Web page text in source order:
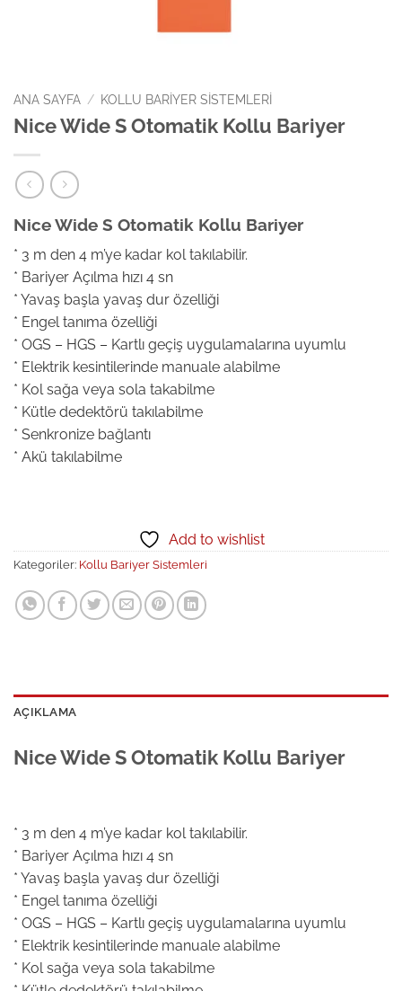
ANA SAYFA / KOLLU BARIYER SISTEMLERI
Nice Wide S Otomatik Kollu Bariyer
Nice Wide S Otomatik Kollu Bariyer
* 3 m den 4 m’ye kadar kol takılabilir.
* Bariyer Açılma hızı 4 sn
* Yavaş başla yavaş dur özelliği
* Engel tanıma özelliği
* OGS – HGS – Kartlı geçiş uygulamalarına uyumlu
* Elektrik kesintilerinde manuale alabilme
* Kol sağa veya sola takabilme
* Kütle dedektörü takılabilme
* Senkronize bağlantı
* Akü takılabilme
Add to wishlist
Kategoriler: Kollu Bariyer Sistemleri
AÇIKLAMA
Nice Wide S Otomatik Kollu Bariyer
* 3 m den 4 m’ye kadar kol takılabilir.
* Bariyer Açılma hızı 4 sn
* Yavaş başla yavaş dur özelliği
* Engel tanıma özelliği
* OGS – HGS – Kartlı geçiş uygulamalarına uyumlu
* Elektrik kesintilerinde manuale alabilme
* Kol sağa veya sola takabilme